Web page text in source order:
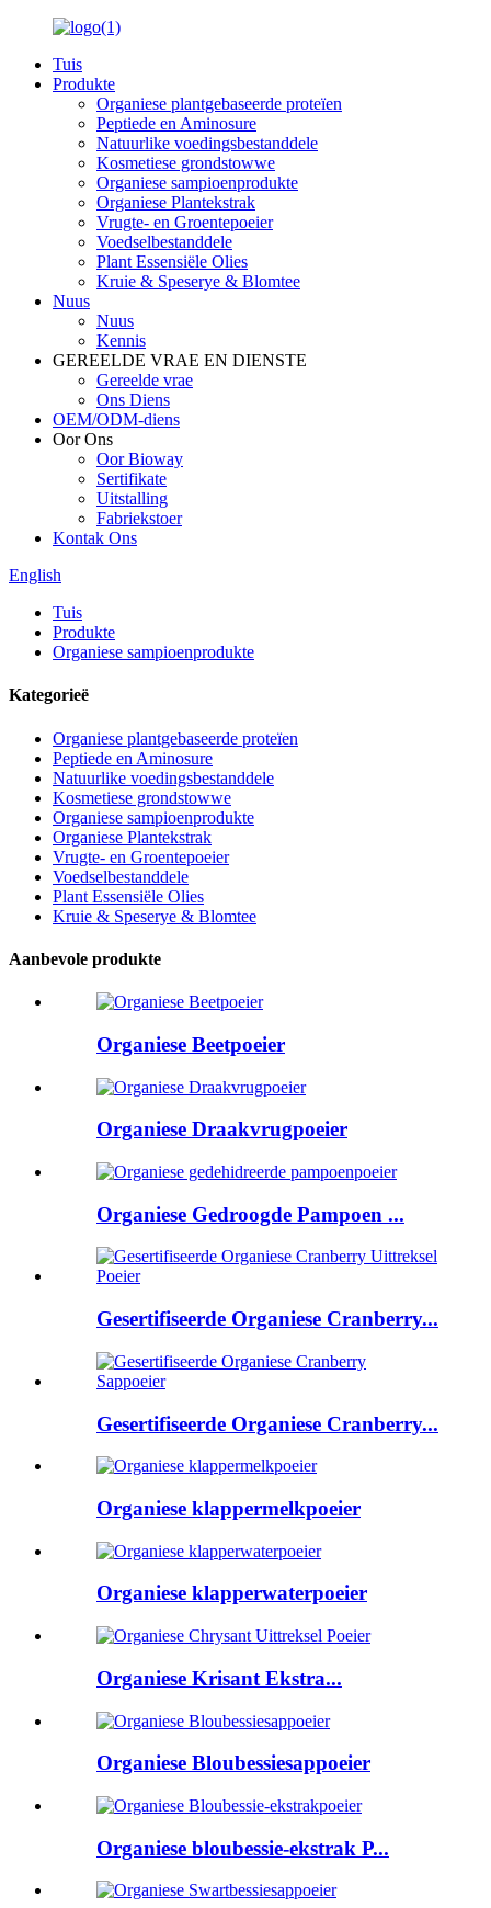
Tuis
Produkte
Organiese plantgebaseerde proteïen
Peptiede en Aminosure
Natuurlike voedingsbestanddele
Kosmetiese grondstowwe
Organiese sampioenprodukte
Organiese Plantekstrak
Vrugte- en Groentepoeier
Voedselbestanddele
Plant Essensiële Olies
Kruie & Speserye & Blomtee
Nuus
Nuus
Kennis
GEREELDE VRAE EN DIENSTE
Gereelde vrae
Ons Diens
OEM/ODM-diens
Oor Ons
Oor Bioway
Sertifikate
Uitstalling
Fabriekstoer
Kontak Ons
English
Tuis
Produkte
Organiese sampioenprodukte
Kategorieë
Organiese plantgebaseerde proteïen
Peptiede en Aminosure
Natuurlike voedingsbestanddele
Kosmetiese grondstowwe
Organiese sampioenprodukte
Organiese Plantekstrak
Vrugte- en Groentepoeier
Voedselbestanddele
Plant Essensiële Olies
Kruie & Speserye & Blomtee
Aanbevole produkte
Organiese Beetpoeier
Organiese Draakvrugpoeier
Organiese Gedroogde Pampoen ...
Gesertifiseerde Organiese Cranberry...
Gesertifiseerde Organiese Cranberry...
Organiese klappermelkpoeier
Organiese klapperwaterpoeier
Organiese Krisant Ekstra...
Organiese Bloubessiesappoeier
Organiese bloubessie-ekstrak P...